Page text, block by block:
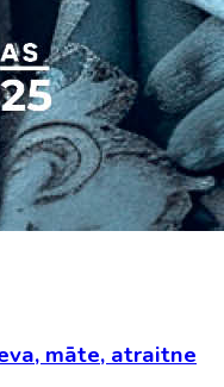
māte, atraitne